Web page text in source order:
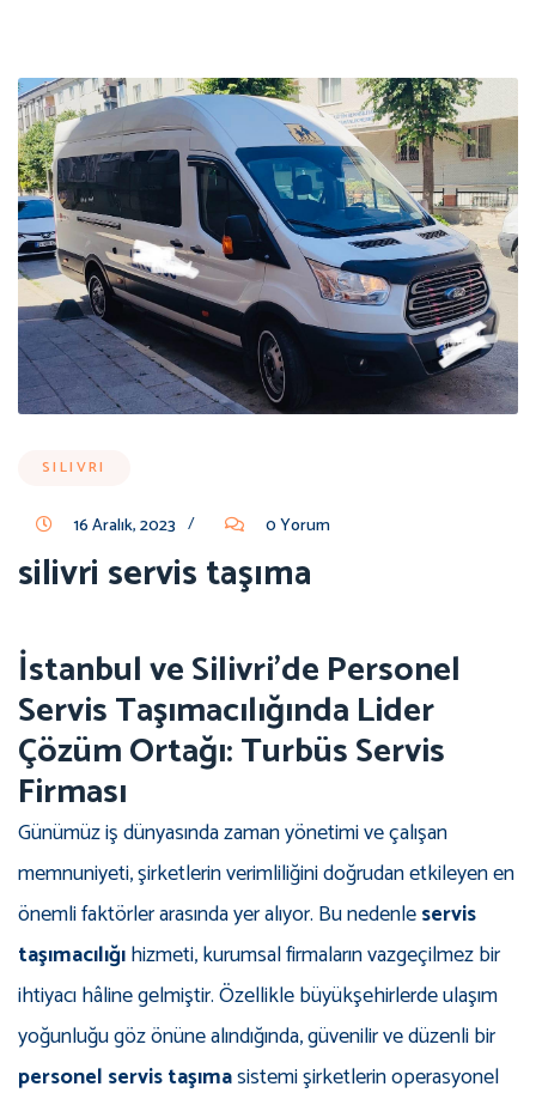
SILIVRI
16 Aralık, 2023 / 0 Yorum
silivri servis taşıma
İstanbul ve Silivri’de Personel
Servis Taşımacılığında Lider
Çözüm Ortağı: Turbüs Servis
Firması
Günümüz iş dünyasında zaman yönetimi ve çalışan
memnuniyeti, şirketlerin verimliliğini doğrudan etkileyen en
önemli faktörler arasında yer alıyor. Bu nedenleservis
taşımacılığıhizmeti, kurumsal firmaların vazgeçilmez bir
ihtiyacı hâline gelmiştir. Özellikle büyükşehirlerde ulaşım
yoğunluğu göz önüne alındığında, güvenilir ve düzenli bir
personel servis taşımasistemi şirketlerin operasyonel